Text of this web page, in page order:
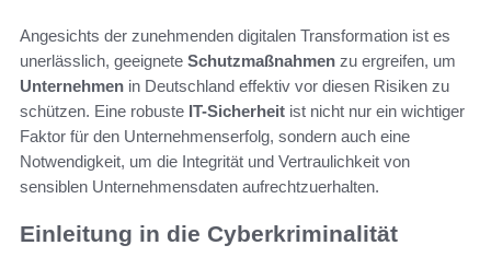
Angesichts der zunehmenden digitalen Transformation ist es
unerlässlich, geeignete Schutzmaßnahmen zu ergreifen, um
Unternehmen in Deutschland effektiv vor diesen Risiken zu
schützen. Eine robuste IT-Sicherheit ist nicht nur ein wichtiger
Faktor für den Unternehmenserfolg, sondern auch eine
Notwendigkeit, um die Integrität und Vertraulichkeit von
sensiblen Unternehmensdaten aufrechtzuerhalten.
Einleitung in die Cyberkriminalität